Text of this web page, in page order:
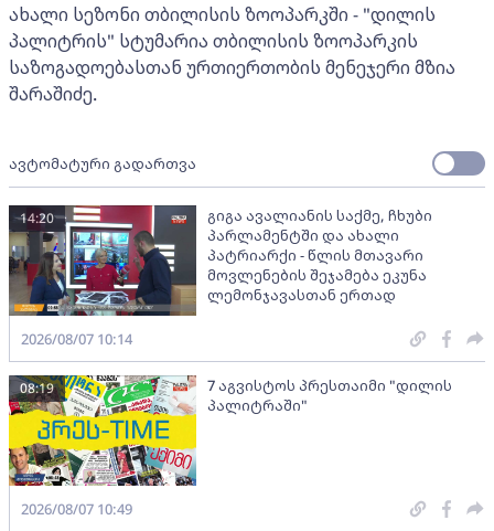
ახალი სეზონი თბილისის ზოოპარკში - "დილის
პალიტრის" სტუმარია თბილისის ზოოპარკის
საზოგადოებასთან ურთიერთობის მენეჯერი მზია
შარაშიძე.
ავტომატური გადართვა
გიგა ავალიანის საქმე, ჩხუბი
პარლამენტში და ახალი
პატრიარქი - წლის მთავარი
მოვლენების შეჯამება ეკუნა
ლემონჯავასთან ერთად
14:20
2026/08/07 10:14
7 აგვისტოს პრესთაიმი "დილის
პალიტრაში"
08:19
2026/08/07 10:49